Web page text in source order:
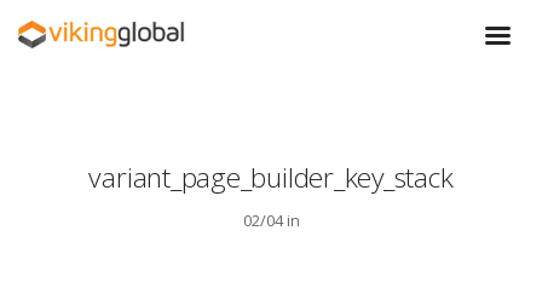
variant_page_builder_key_stack
02/04 in